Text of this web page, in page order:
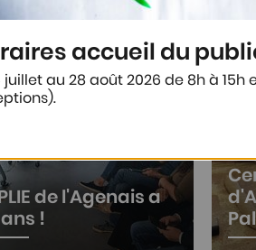
de l'Agenais a
!
accueil du
juillet au 28 août 2026 de 8h à 15h